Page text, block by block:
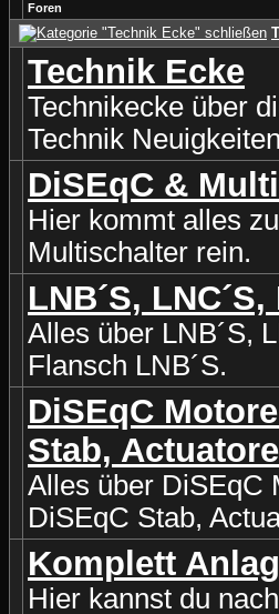
Foren
Technik Ecke
Technikecke über
Technik
DiSEqC &
Hier kommt alles
Multischalter rein.
LNB´S,
Alles über LNB´S,
Flansch LNB´S.
DiSEqC
Stab,
Alles über DiSEqC
DiSEqC Stab,
Komplett
Hier kannst du